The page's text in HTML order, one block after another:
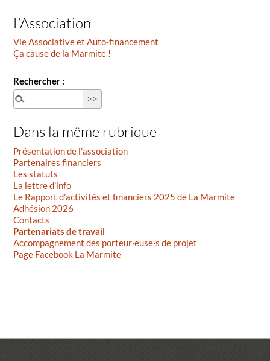
L’Association
Vie Associative et Auto-financement
Ça cause de la Marmite !
Rechercher :
Dans la même rubrique
Présentation de l’association
Partenaires financiers
Les statuts
La lettre d’info
Le Rapport d’activités et financiers 2025 de La Marmite
Adhésion 2026
Contacts
Partenariats de travail
Accompagnement des porteur·euse·s de projet
Page Facebook La Marmite